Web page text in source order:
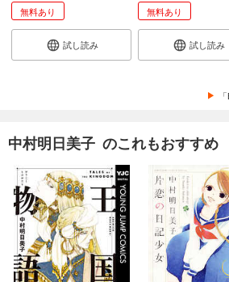
無料あり
試し読み
無料あり
試し読み
中村明日美子 のこれもおすすめ